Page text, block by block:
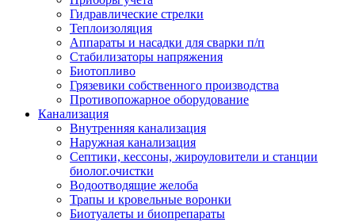
Гидравлические стрелки
Теплоизоляция
Аппараты и насадки для сварки п/п
Стабилизаторы напряжения
Биотопливо
Грязевики собственного производства
Противопожарное оборудование
Канализация
Внутренняя канализация
Наружная канализация
Септики, кессоны, жироуловители и станции
биолог.очистки
Водоотводящие желоба
Трапы и кровельные воронки
Биотуалеты и биопрепараты